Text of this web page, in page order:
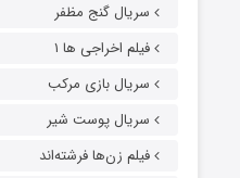
سریال گنج مظفر
فیلم اخراجی ها ۱
سریال بازی مرکب
سریال پوست شیر
فیلم زن‌ها فرشته‌اند